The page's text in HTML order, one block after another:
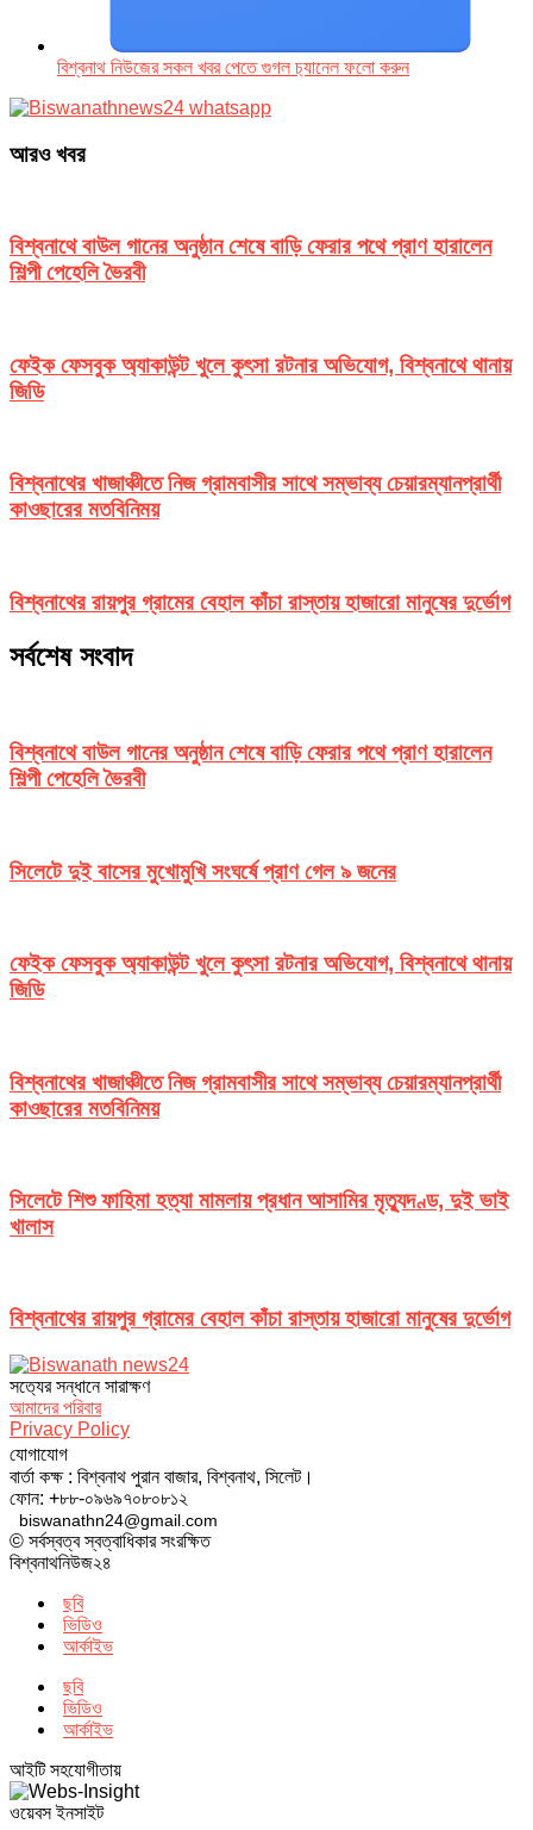
বিশ্বনাথ নিউজের সকল খবর পেতে গুগল চ‌্যানেল ফলো করুন
আরও খবর
বিশ্বনাথে বাউল গানের অনুষ্ঠান শেষে বাড়ি ফেরার পথে প্রাণ হারালেন
শিল্পী পেহেলি ভৈরবী
ফেইক ফেসবুক অ্যাকাউন্ট খুলে কুৎসা রটনার অভিযোগ, বিশ্বনাথে থানায়
জিডি
বিশ্বনাথের খাজাঞ্চীতে নিজ গ্রামবাসীর সাথে সম্ভাব্য চেয়ারম্যানপ্রার্থী
কাওছারের মতবিনিময়
বিশ্বনাথের রায়পুর গ্রামের বেহাল কাঁচা রাস্তায় হাজারো মানুষের দুর্ভোগ
সর্বশেষ সংবাদ
বিশ্বনাথে বাউল গানের অনুষ্ঠান শেষে বাড়ি ফেরার পথে প্রাণ হারালেন
শিল্পী পেহেলি ভৈরবী
সিলেটে দুই বাসের মুখোমুখি সংঘর্ষে প্রাণ গেল ৯ জনের
ফেইক ফেসবুক অ্যাকাউন্ট খুলে কুৎসা রটনার অভিযোগ, বিশ্বনাথে থানায়
জিডি
বিশ্বনাথের খাজাঞ্চীতে নিজ গ্রামবাসীর সাথে সম্ভাব্য চেয়ারম্যানপ্রার্থী
কাওছারের মতবিনিময়
সিলেটে শিশু ফাহিমা হত্যা মামলায় প্রধান আসামির মৃত্যুদণ্ড, দুই ভাই
খালাস
বিশ্বনাথের রায়পুর গ্রামের বেহাল কাঁচা রাস্তায় হাজারো মানুষের দুর্ভোগ
সত‌্যের সন্ধানে সারাক্ষণ
আমাদের পরিবার
Privacy Policy
যোগাযোগ
বার্তা কক্ষ : বিশ্বনাথ পুরান বাজার, বিশ্বনাথ, সিলেট।
ফোন: +৮৮-০৯৬৯৭০৮০৮১২
biswanathn24@gmail.com
© সর্বস্বত্ব স্বত্বাধিকার সংরক্ষিত
বিশ্বনাথনিউজ২৪
ছবি
ভিডিও
আর্কাইভ
ছবি
ভিডিও
আর্কাইভ
আইটি সহযোগীতায়
ওয়েবস ইনসাইট